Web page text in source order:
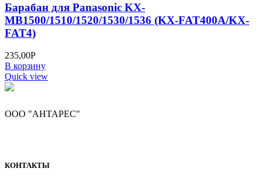
Барабан для Panasonic KX-
MB1500/1510/1520/1530/1536 (KX-FAT400A/KX-
FAT4)
235,00Р
В корзину
Quick view
ООО "АНТАРЕС"
КОНТАКТЫ